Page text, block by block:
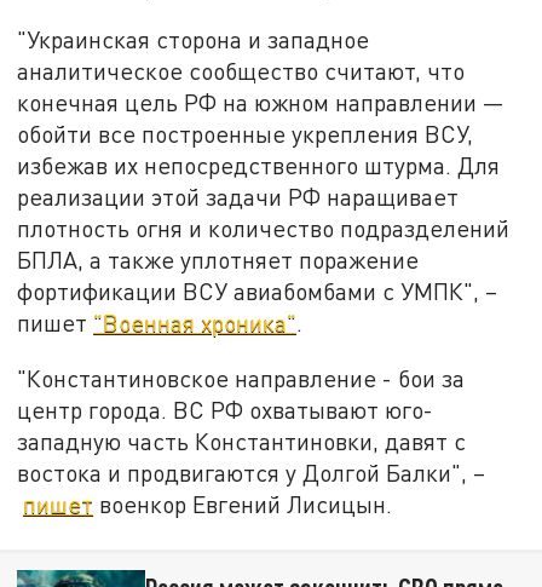
"Украинская сторона и западное
аналитическое сообщество считают, что
конечная цель РФ на южном направлении —
обойти все построенные укрепления ВСУ,
избежав их непосредственного штурма. Для
реализации этой задачи РФ наращивает
плотность огня и количество подразделений
БПЛА, а также уплотняет поражение
фортификации ВСУ авиабомбами с УМПК", –
пишет "Военная хроника".
"Константиновское направление - бои за
центр города. ВС РФ охватывают юго-
западную часть Константиновки, давят с
востока и продвигаются у Долгой Балки", –
пишет военкор Евгений Лисицын.